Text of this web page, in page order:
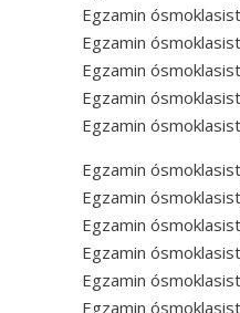
Egzamin
Egzamin
Egzamin
Egzamin
Egzamin
Egzamin
Egzamin
Egzamin
Egzamin
Egzamin
Egzamin